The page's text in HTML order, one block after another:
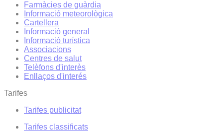
Farmàcies de guàrdia
Informació meteorològica
Cartellera
Informació general
Informació turística
Associacions
Centres de salut
Telèfons d'interès
Enllaços d'interés
Tarifes
Tarifes publicitat
Tarifes classificats